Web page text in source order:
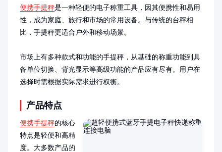
便携手提秤是一种轻便的电子称重工具，因其便携性和易用
性，成为家庭、旅行和市场的常用设备。与传统的台秤相
比，手提秤更适合户外和移动场景。
市场上有多种款式和功能的手提秤，从基础的称重功能到具
备单位切换、背光显示等高级功能的产品应有尽有。用户在
选择时需根据实际需求进行权衡。
产品特点
便携手提秤的核心
特点是轻便和高精
度。大多数产品的